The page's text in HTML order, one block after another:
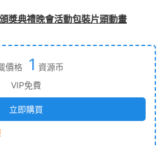
獎典禮晚會活動包裝片頭動畫
價格 1 資源币
VIP免費
立即購買